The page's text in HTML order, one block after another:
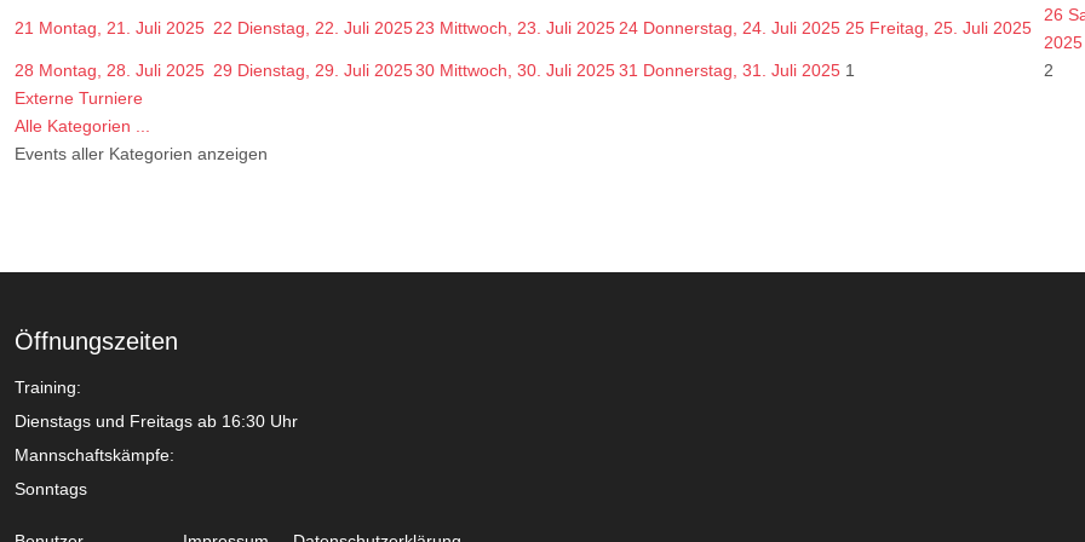
21 Montag, 21. Juli 2025 22 Dienstag, 22. Juli 202523 Mittwoch, 23. Juli 2025 24 Donnerstag, 24. Juli 2025 25 Freitag, 25. Juli 2025
26
2025
28 Montag, 28. Juli 2025 29 Dienstag, 29. Juli 202530 Mittwoch, 30. Juli 202531 Donnerstag, 31. Juli 2025 1 2
Externe Turniere
Alle Kategorien ...
Events aller Kategorien anzeigen
Öffnungszeiten
Training:
Dienstags und Freitags ab 16:30 Uhr
Mannschaftskämpfe:
Sonntags